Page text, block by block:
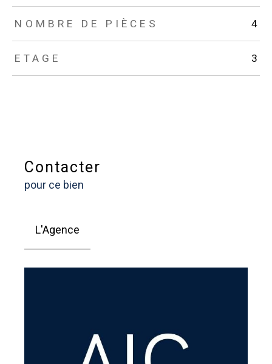
NOMBRE DE PIÈCES 4
ETAGE 3
Contacter
pour ce bien
L'Agence